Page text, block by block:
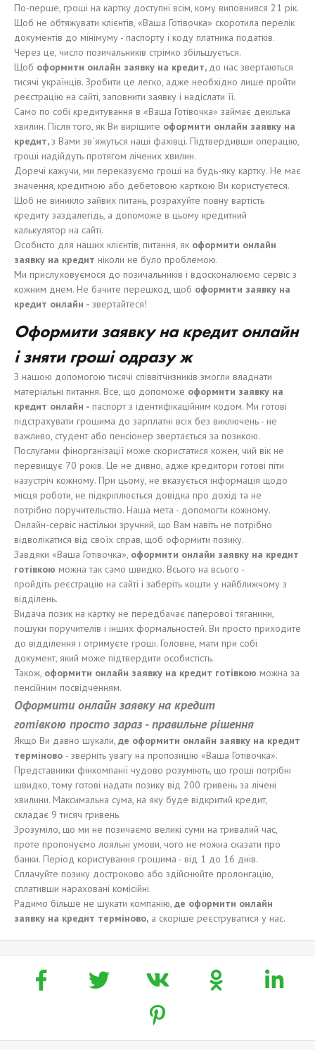
По-перше, гроші на картку доступні всім, кому виповнився 21 рік.
Щоб не обтяжувати клієнтів, «Ваша Готівочка» скоротила перелік
документів до мінімуму - паспорту і коду платника податків.
Через це, число позичальників стрімко збільшується.
Щоб оформити онлайн заявку на кредит, до нас звертаються
тисячі українців. Зробити це легко, адже необхідно лише пройти
реєстрацію на сайті, заповнити заявку і надіслати її.
Само по собі кредитування в «Ваша Готівочка» займає декілька
хвилин. Після того, як Ви вирішите оформити онлайн заявку на
кредит,з Вами зв`яжуться наші фахівці. Підтвердивши операцію,
гроші надійдуть протягом лічених хвилин.
Доречі кажучи, ми переказуємо гроші на будь-яку картку. Не має
значення, кредитною або дебетовою карткою Ви користуєтеся.
Щоб не виникло зайвих питань, розрахуйте повну вартість
кредиту заздалегідь, а допоможе в цьому кредитний
калькулятор на сайті.
Особисто для наших клієнтів, питання, як оформити онлайн
заявку на кредит ніколи не було проблемою.
Ми прислуховуємося до позичальників і вдосконалюємо сервіс з
кожним днем. Не бачите перешкод, щоб оформити заявку на
кредит онлайн - звертайтеся!
Оформитизаявку на кредит онлайн
і зняти гроші одразу ж
З нашою допомогою тисячі співвітчизників змогли владнати
матеріальні питання. Все, що допоможе оформити заявку на
кредит онлайн - паспорт з ідентифікаційним кодом. Ми готові
підстрахувати грошима до зарплатні всіх без виключень - не
важливо, студент або пенсіонер звертається за позикою.
Послугами фінорганізації може скористатися кожен, чий вік не
перевищує 70 років. Це не дивно, адже кредитори готові піти
назустріч кожному. При цьому, не вказується інформація щодо
місця роботи, не підкріплюється довідка про дохід та не
потрібно поручительство. Наша мета - допомогти кожному.
Онлайн-сервіс настільки зручний, що Вам навіть не потрібно
відволікатися від своїх справ, щоб оформити позику.
Завдяки «Ваша Готівочка», оформити онлайн заявку на кредит
готівкою можна так само швидко. Всього на всього -
пройдіть реєстрацію на сайті і заберіть кошти у найближчому з
відділень.
Видача позик на картку не передбачає паперової тяганини,
пошуки поручителів і інших формальностей. Ви просто приходите
до відділення і отримуєте гроші. Головне, мати при собі
документ, який може підтвердити особистість.
Також, оформити онлайн заявку на кредит готівкою можна за
пенсійним посвідченням.
Оформити онлайн заявку на кредит
готівкою просто зараз -правильне рішення
Якщо Ви давно шукали, де оформити онлайн заявку на кредит
терміново - зверніть увагу на пропозицію «Ваша Готівочка».
Представники фінкомпанії чудово розуміють, що гроші потрібні
швидко, тому готові надати позику від 200 гривень за лічені
хвилини. Максимальна сума, на яку буде відкритий кредит,
складає 9 тисяч гривень.
Зрозуміло, що ми не позичаємо великі суми на тривалий час,
проте пропонуємо лояльні умови, чого не можна сказати про
банки. Період користування грошима - від 1 до 16 днів.
Сплачуйте позику достроково або здійснюйте пролонгацію,
сплативши нараховані комісійні.
Радимо більше не шукати компанію, де оформити онлайн
заявку на кредит терміново, а скоріше реєструватися у нас.